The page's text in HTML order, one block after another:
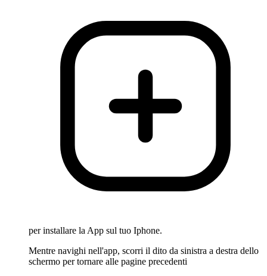
per installare la App sul tuo Iphone.
Mentre navighi nell'app, scorri il dito da sinistra a destra dello
schermo per tornare alle pagine precedenti